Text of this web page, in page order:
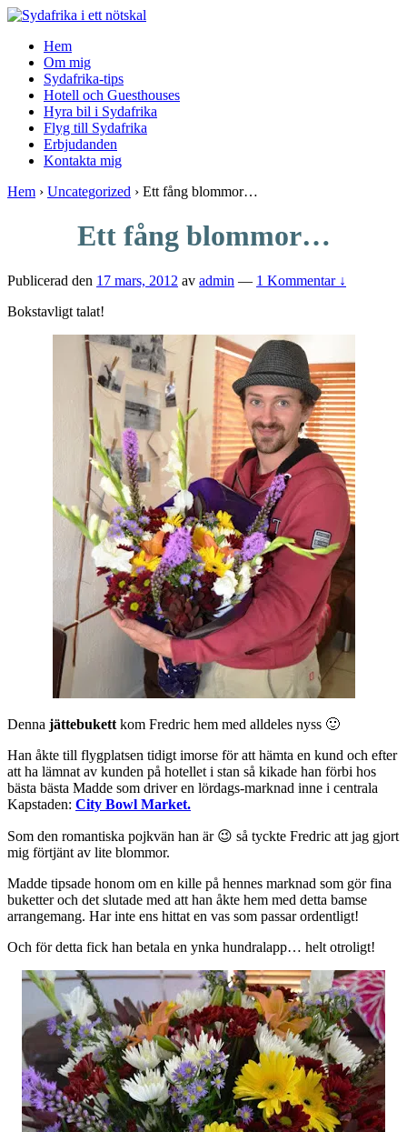
↓
Main
Content
Hem
Om mig
Sydafrika-tips
Hotell och Guesthouses
Hyra bil i Sydafrika
Flyg till Sydafrika
Erbjudanden
Kontakta mig
Hem › Uncategorized › Ett fång blommor…
Ett fång blommor…
Publicerad den 17 mars, 2012 av admin — 1 Kommentar ↓
Bokstavligt talat!
Denna jättebukett kom Fredric hem med alldeles nyss 🙂
Han åkte till flygplatsen tidigt imorse för att hämta en kund och efter
att ha lämnat av kunden på hotellet i stan så kikade han förbi hos
bästa bästa Madde som driver en lördags-marknad inne i centrala
Kapstaden: City Bowl Market.
Som den romantiska pojkvän han är 😉 så tyckte Fredric att jag gjort
mig förtjänt av lite blommor.
Madde tipsade honom om en kille på hennes marknad som gör fina
buketter och det slutade med att han åkte hem med detta bamse
arrangemang. Har inte ens hittat en vas som passar ordentligt!
Och för detta fick han betala en ynka hundralapp… helt otroligt!